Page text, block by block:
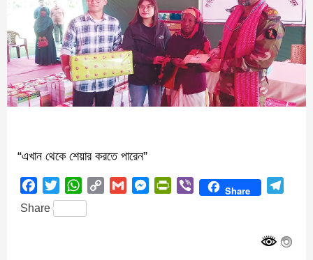
“এখান থেকে শেয়ার করতে পারেন”
Facebook
TwitterWhatsApp
Copy
Gmail MessengerPrintFriendly
Viber Share
Share